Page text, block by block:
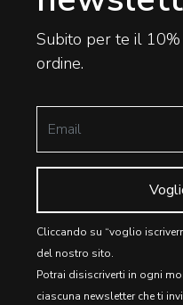
Subito per te il
ordine.
Cliccando su “voglio
del nostro sito.
Potrai disiscriverti in ogni
ciascuna newsletter che ti